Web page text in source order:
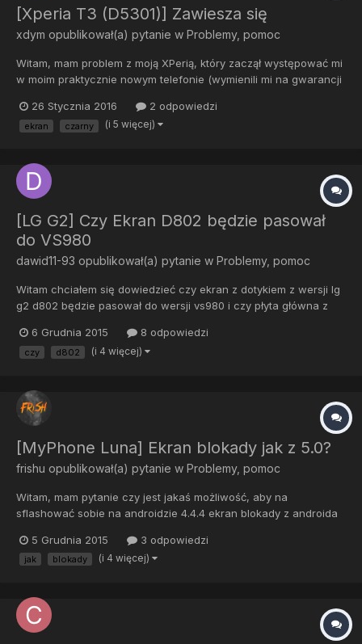
[Xperia T3 (D5301)] Zawiesza się
xdym opublikował(a) pytanie w Problemy, pomoc
Witam, mam problem z moją XPerią, który zaczął występować mi
w moim praktycznie nowym telefonie (wymienili mi na gwarancji
uznałem, że zrootuje telefonik, przyda się Boot Manager, itp. Do
roota użyłem programu iRoot, który bezproblemowo g...
26 Stycznia 2016 2 odpowiedzi
ekran czarny (i 5 więcej)
[LG G2] Czy Ekran D802 będzie pasował
do VS980
dawid11-93 opublikował(a) pytanie w Problemy, pomoc
Witam chciałem się dowiedzieć czy ekran z dotykiem z wersji lg
g2 d802 będzie pasował do wersji vs980 i czy płyta główna z
mam VS980 wersja verizon 32 gb z pogmatwanym
oprogramowaniem i zastanawiam sie czy moge kupić
6 Grudnia 2015 8 odpowiedzi
czy d802 (i 4 więcej)
[MyPhone Luna] Ekran blokady jak z 5.0?
frishu opublikował(a) pytanie w Problemy, pomoc
Witam, mam pytanie czy jest jakaś możliwość, aby na
sflashować sobie na androidzie 4.4.4 ekran blokady z androida
ekran użyłem sobie aplikacji z Play Store, która zużywa trochę
ramu i nie grzeszy wydajnością, co kilka odblokowań...
5 Grudnia 2015 3 odpowiedzi
jak blokady (i 4 więcej)